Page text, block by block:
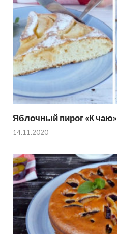
Яблочный пирог «К чаю»
14.11.2020